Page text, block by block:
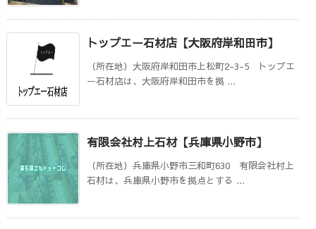
トップエー石材店【大阪府岸和田市】
（所在地）大阪府岸和田市上松町2-3-5 トップエ
ー石材店は、大阪府岸和田市を拠 ...
有限会社村上石材【兵庫県小野市】
（所在地）兵庫県小野市三和町630 有限会社村上
石材は、兵庫県小野市を拠点とする ...